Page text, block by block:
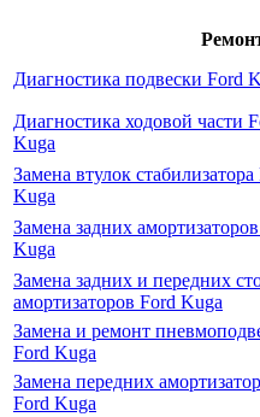
Диагностика подвески Ford
Диагностика ходовой части
Kuga
Замена втулок стабилизатора
Kuga
Замена задних
Kuga
Замена задних и передних
амортизаторов Ford Kuga
Замена и ремонт
Ford Kuga
Замена передних
Ford Kuga